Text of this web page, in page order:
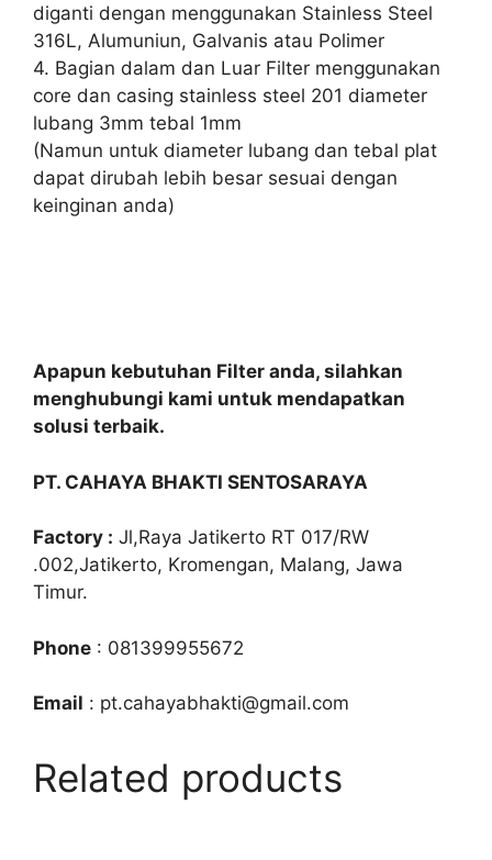
diganti dengan menggunakan Stainless Steel
316L, Alumuniun, Galvanis atau Polimer
4. Bagian dalam dan Luar Filter menggunakan
core dan casing stainless steel 201 diameter
lubang 3mm tebal 1mm
(Namun untuk diameter lubang dan tebal plat
dapat dirubah lebih besar sesuai dengan
keinginan anda)
Apapun kebutuhan Filter anda, silahkan
menghubungi kami untuk mendapatkan
solusi terbaik.
PT. CAHAYA BHAKTI SENTOSARAYA
Factory : Jl,Raya Jatikerto RT 017/RW
.002,Jatikerto, Kromengan, Malang, Jawa
Timur.
Phone : 081399955672
Email : pt.cahayabhakti@gmail.com
Related products